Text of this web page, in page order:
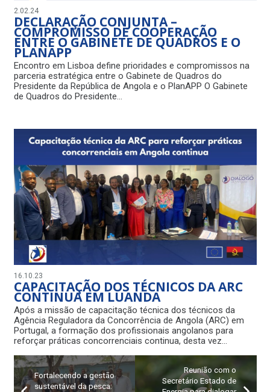
2.02.24
DECLARAÇÃO CONJUNTA –
COMPROMISSO DE COOPERAÇÃO
ENTRE O GABINETE DE QUADROS E O
PLANAPP
Encontro em Lisboa define prioridades e compromissos na
parceria estratégica entre o Gabinete de Quadros do
Presidente da República de Angola e o PlanAPP O Gabinete
de Quadros do Presidente…
16.10.23
CAPACITAÇÃO DOS TÉCNICOS DA ARC
CONTINUA EM LUANDA
Após a missão de capacitação técnica dos técnicos da
Agência Reguladora da Concorrência de Angola (ARC) em
Portugal, a formação dos profissionais angolanos para
reforçar práticas concorrenciais continua, desta vez…
Fortalecendo a gestão
sustentável da pesca:
Reunião com o
Secretário Estado de